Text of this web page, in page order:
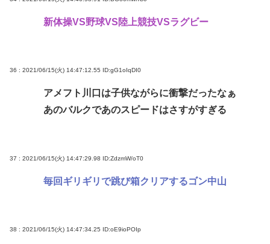
新体操VS野球VS陸上競技VSラグビー
36 : 2021/06/15(火) 14:47:12.55 ID:gG1oIqDI0
アメフト川口は子供ながらに衝撃だったなぁ
あのバルクであのスピードはさすがすぎる
37 : 2021/06/15(火) 14:47:29.98 ID:ZdzmW/oT0
毎回ギリギリで跳び箱クリアするゴン中山
38 : 2021/06/15(火) 14:47:34.25 ID:oE9ioPOIp